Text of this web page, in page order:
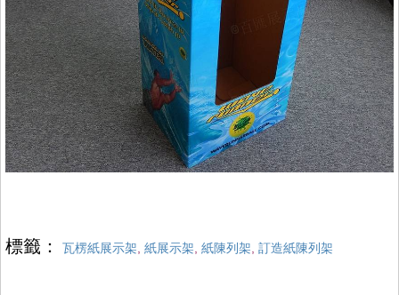
標籤： 瓦楞紙展示架 紙展示架 紙陳列架 訂造紙陳列架